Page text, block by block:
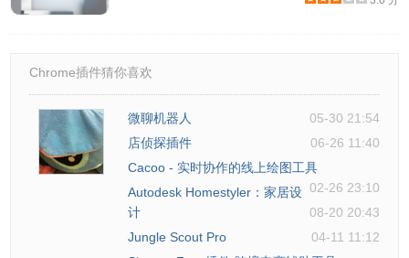
Chrome插件猜你喜欢
微聊机器人
05-30 21:54
店侦探插件
06-26 11:40
Cacoo - 实时协作的线上绘图工具
02-26 23:10
Autodesk Homestyler：家居设
计
08-20 20:43
Jungle Scout Pro
04-11 11:12